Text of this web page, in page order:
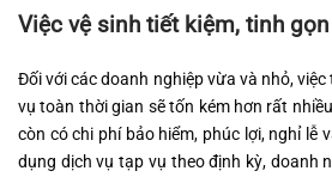
Việc vệ sinh tiết kiệm, tinh
Đối với các doanh nghiệp vừa và nhỏ,
vụ toàn thời gian sẽ tốn kém hơn rất
còn có chi phí bảo hiểm, phúc lợi, nghỉ lễ
dụng dịch vụ tạp vụ theo định kỳ, doanh